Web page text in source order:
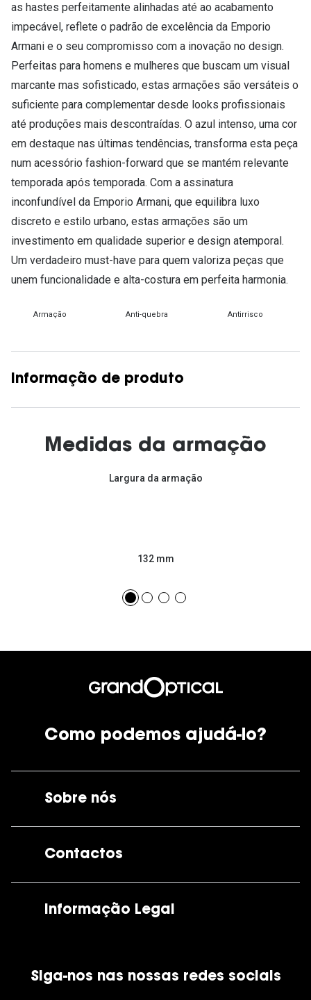
as hastes perfeitamente alinhadas até ao acabamento
impecável, reflete o padrão de excelência da Emporio
Armani e o seu compromisso com a inovação no design.
Perfeitas para homens e mulheres que buscam um visual
marcante mas sofisticado, estas armações são versáteis o
suficiente para complementar desde looks profissionais
até produções mais descontraídas. O azul intenso, uma cor
em destaque nas últimas tendências, transforma esta peça
num acessório fashion-forward que se mantém relevante
temporada após temporada. Com a assinatura
inconfundível da Emporio Armani, que equilibra luxo
discreto e estilo urbano, estas armações são um
investimento em qualidade superior e design atemporal.
Um verdadeiro must-have para quem valoriza peças que
unem funcionalidade e alta-costura em perfeita harmonia.
Armação Anti-quebra Antirrisco
Informação de produto
Medidas da armação
Largura da armação
132 mm
Como podemos ajudá-lo?
Sobre nós
Contactos
Informação Legal
Política de Cookies
Siga-nos nas nossas redes sociais